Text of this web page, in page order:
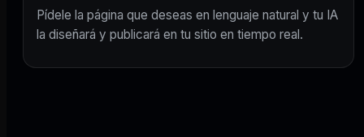
Pídele la página que deseas en lenguaje natural y tu IA
la diseñará y publicará en tu sitio en tiempo real.